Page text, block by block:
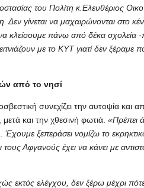
του Πολίτη κ.Ελευθέριος
γίνεται να μαχαιρώνονται στο
κλείσουμε πάνω από δέκα σχολεία -
με το ΚΥΤ γιατί δεν ξέραμε
από το νησί
συνεχίζει την αυτοψία και
και την χθεσινή φωτιά. «Πρέπει
ξεπεράσει νομίζω το
τους Αφγανούς έχει να κάνει με
εκτός ελέγχου, δεν ξέρω μέχρι